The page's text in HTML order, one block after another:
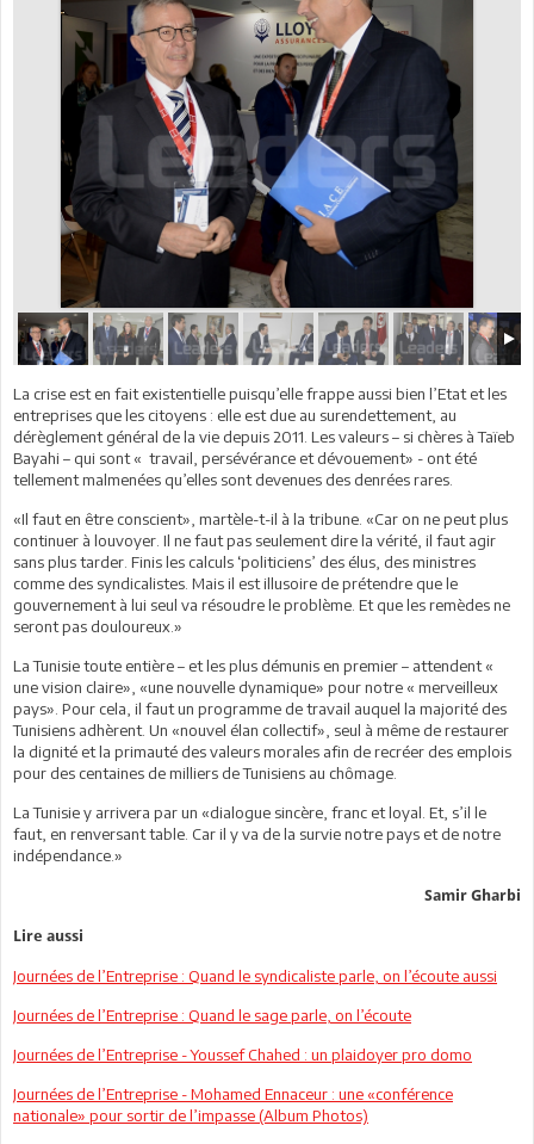
La crise est en fait existentielle puisqu’elle frappe aussi bien l’Etat et les
entreprises que les citoyens : elle est due au surendettement, au
dérèglement général de la vie depuis 2011. Les valeurs – si chères à Taïeb
Bayahi – qui sont « travail, persévérance et dévouement» - ont été
tellement malmenées qu’elles sont devenues des denrées rares.
«Il faut en être conscient», martèle-t-il à la tribune. «Car on ne peut plus
continuer à louvoyer. Il ne faut pas seulement dire la vérité, il faut agir
sans plus tarder. Finis les calculs ‘politiciens’ des élus, des ministres
comme des syndicalistes. Mais il est illusoire de prétendre que le
gouvernement à lui seul va résoudre le problème. Et que les remèdes ne
seront pas douloureux.»
La Tunisie toute entière – et les plus démunis en premier – attendent «
une vision claire», «une nouvelle dynamique» pour notre « merveilleux
pays». Pour cela, il faut un programme de travail auquel la majorité des
Tunisiens adhèrent. Un «nouvel élan collectif», seul à même de restaurer
la dignité et la primauté des valeurs morales afin de recréer des emplois
pour des centaines de milliers de Tunisiens au chômage.
La Tunisie y arrivera par un «dialogue sincère, franc et loyal. Et, s’il le
faut, en renversant table. Car il y va de la survie notre pays et de notre
indépendance.»
Samir Gharbi
Lire aussi
Journées de l’Entreprise : Quand le syndicaliste parle, on l’écoute aussi
Journées de l’Entreprise : Quand le sage parle, on l’écoute
Journées de l’Entreprise - Youssef Chahed : un plaidoyer pro domo
Journées de l’Entreprise - Mohamed Ennaceur : une «conférence
nationale» pour sortir de l’impasse (Album Photos)